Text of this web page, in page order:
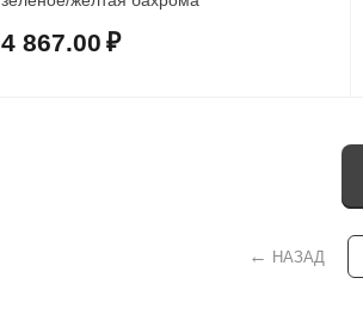
4 867.00 ₽
НАЗАД